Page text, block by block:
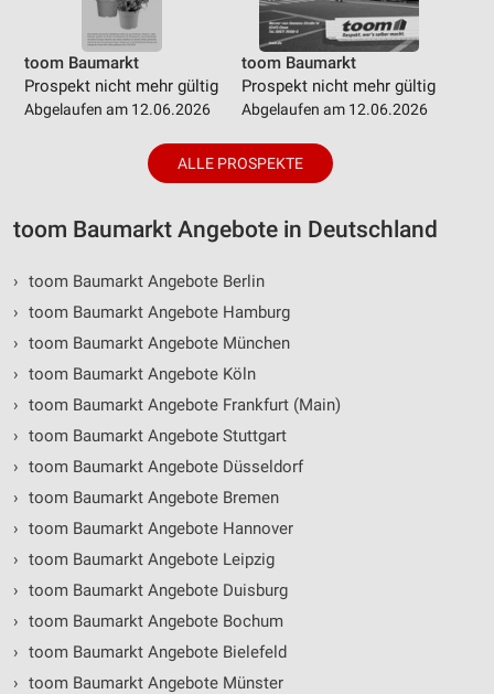
toom Baumarkt
Prospekt nicht mehr gültig
Abgelaufen am 12.06.2026
toom Baumarkt
Prospekt nicht mehr gültig
Abgelaufen am 12.06.2026
ALLE PROSPEKTE
toom Baumarkt Angebote in Deutschland
› toom Baumarkt Angebote Berlin
› toom Baumarkt Angebote Hamburg
› toom Baumarkt Angebote München
› toom Baumarkt Angebote Köln
› toom Baumarkt Angebote Frankfurt (Main)
› toom Baumarkt Angebote Stuttgart
› toom Baumarkt Angebote Düsseldorf
› toom Baumarkt Angebote Bremen
› toom Baumarkt Angebote Hannover
› toom Baumarkt Angebote Leipzig
› toom Baumarkt Angebote Duisburg
› toom Baumarkt Angebote Bochum
› toom Baumarkt Angebote Bielefeld
› toom Baumarkt Angebote Münster